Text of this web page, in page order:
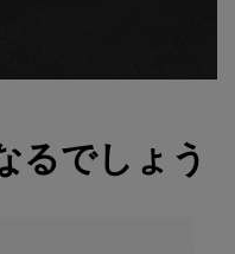
るでしょう